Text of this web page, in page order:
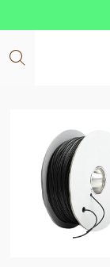
direct
naar